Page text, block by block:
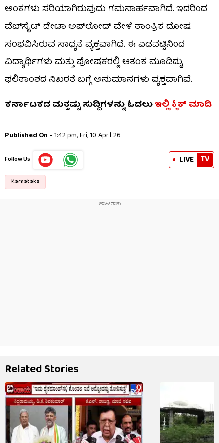
ಅಂಕಗಳು ಸರಿಯಾಗಿರುವುದು ಗಮನಾರ್ಹವಾಗಿದೆ. ಇದರಿಂದ
ವೆಬ್‌ಸೈಟ್ ಡೇಟಾ ಅಪ್‌ಲೋಡ್ ವೇಳೆ ತಾಂತ್ರಿಕ ದೋಷ
ಸಂಭವಿಸಿರುವ ಸಾಧ್ಯತೆ ವ್ಯಕ್ತವಾಗಿದೆ. ಈ ಎಡವಟ್ಟಿನಿಂದ
ವಿದ್ಯಾರ್ಥಿಗಳು ಮತ್ತು ಪೋಷಕರಲ್ಲಿ ಆತಂಕ ಮೂಡಿದ್ದು,
ಫಲಿತಾಂಶದ ನಿಖರತೆ ಬಗ್ಗೆ ಅನುಮಾನಗಳು ವ್ಯಕ್ತವಾಗಿವೆ.
ಕರ್ನಾಟಕದ ಮತ್ತಷ್ಟು ಸುದ್ದಿಗಳನ್ನು ಓದಲುಇಲ್ಲಿ ಕ್ಲಿಕ್ ಮಾಡಿ
Published On - 1:42 pm, Fri, 10 April 26
Follow Us LIVE TV
Karnataka
Related Stories